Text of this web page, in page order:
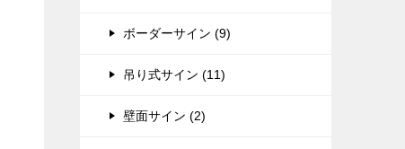
ボーダーサイン (9)
吊り式サイン (11)
壁面サイン (2)